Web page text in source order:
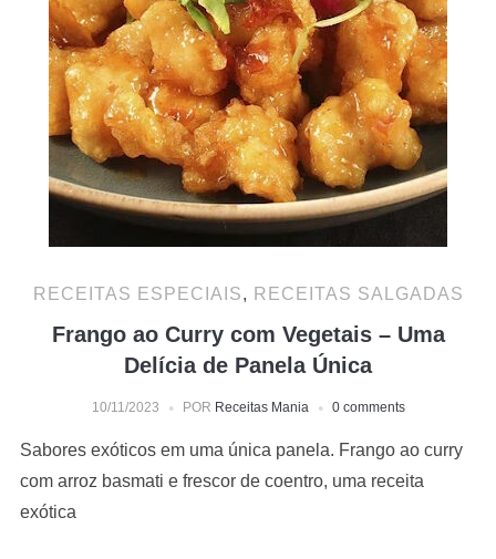
RECEITAS ESPECIAIS, RECEITAS SALGADAS
Frango ao Curry com Vegetais – Uma
Delícia de Panela Única
10/11/2023 POR Receitas Mania 0 comments
Sabores exóticos em uma única panela. Frango ao curry
com arroz basmati e frescor de coentro, uma receita
exótica